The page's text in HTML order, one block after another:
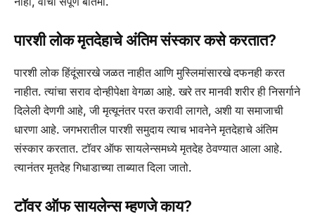
पारशी लोक मृतदेहाचे अंतिम संस्कार कसे करतात?
पारशी लोक हिंदूंसारखे जळत नाहीत आणि मुस्लिमांसारखे दफनही करत
नाहीत. त्यांचा सराव दोन्हीपेक्षा वेगळा आहे. खरे तर मानवी शरीर ही निसर्गाने
दिलेली देणगी आहे, जी मृत्यूनंतर परत करावी लागते, अशी या समाजाची
धारणा आहे. जगभरातील पारशी समुदाय त्याच भावनेने मृतदेहाचे अंतिम
संस्कार करतात. टॉवर ऑफ सायलेन्समध्ये मृतदेह ठेवण्यात आला आहे.
त्यानंतर मृतदेह गिधाडाच्या ताब्यात दिला जातो.
टॉवर ऑफ सायलेन्स म्हणजे काय?